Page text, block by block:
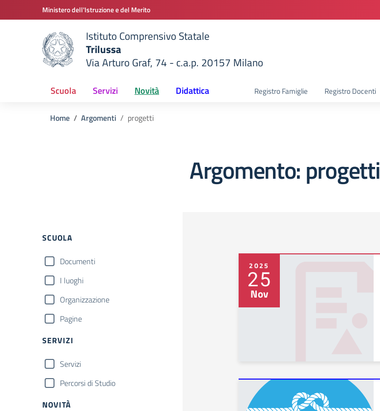
Vai ai contenuti
Vai al menu di navigazioneMinistero dell'Istruzione e del Merito
scuola
Istituto Comprensivo Statale
Trilussa
Via Arturo Graf, 74 - c.a.p. 20157 Milano
Scuola Servizi Novità Didattica Registro Famiglie Registro Docenti
Home Argomenti progetti
Argomento: progetti
Filtri
SCUOLA
Documenti
I luoghi
Organizzazione
Pagine
SERVIZI
Servizi
Percorsi di Studio
NOVITÀ
2025
25
Nov